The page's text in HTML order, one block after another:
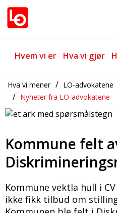
Kommune felt
Gå til hovedinnhold
Gå til navigasjon
Hvem vi er Hva vi gjør
Hva vi mener
LO-advokatene
Nyheter fra LO-advokatene
Kommune felt
Kommune vektla hull i
ikke fikk tilbud om